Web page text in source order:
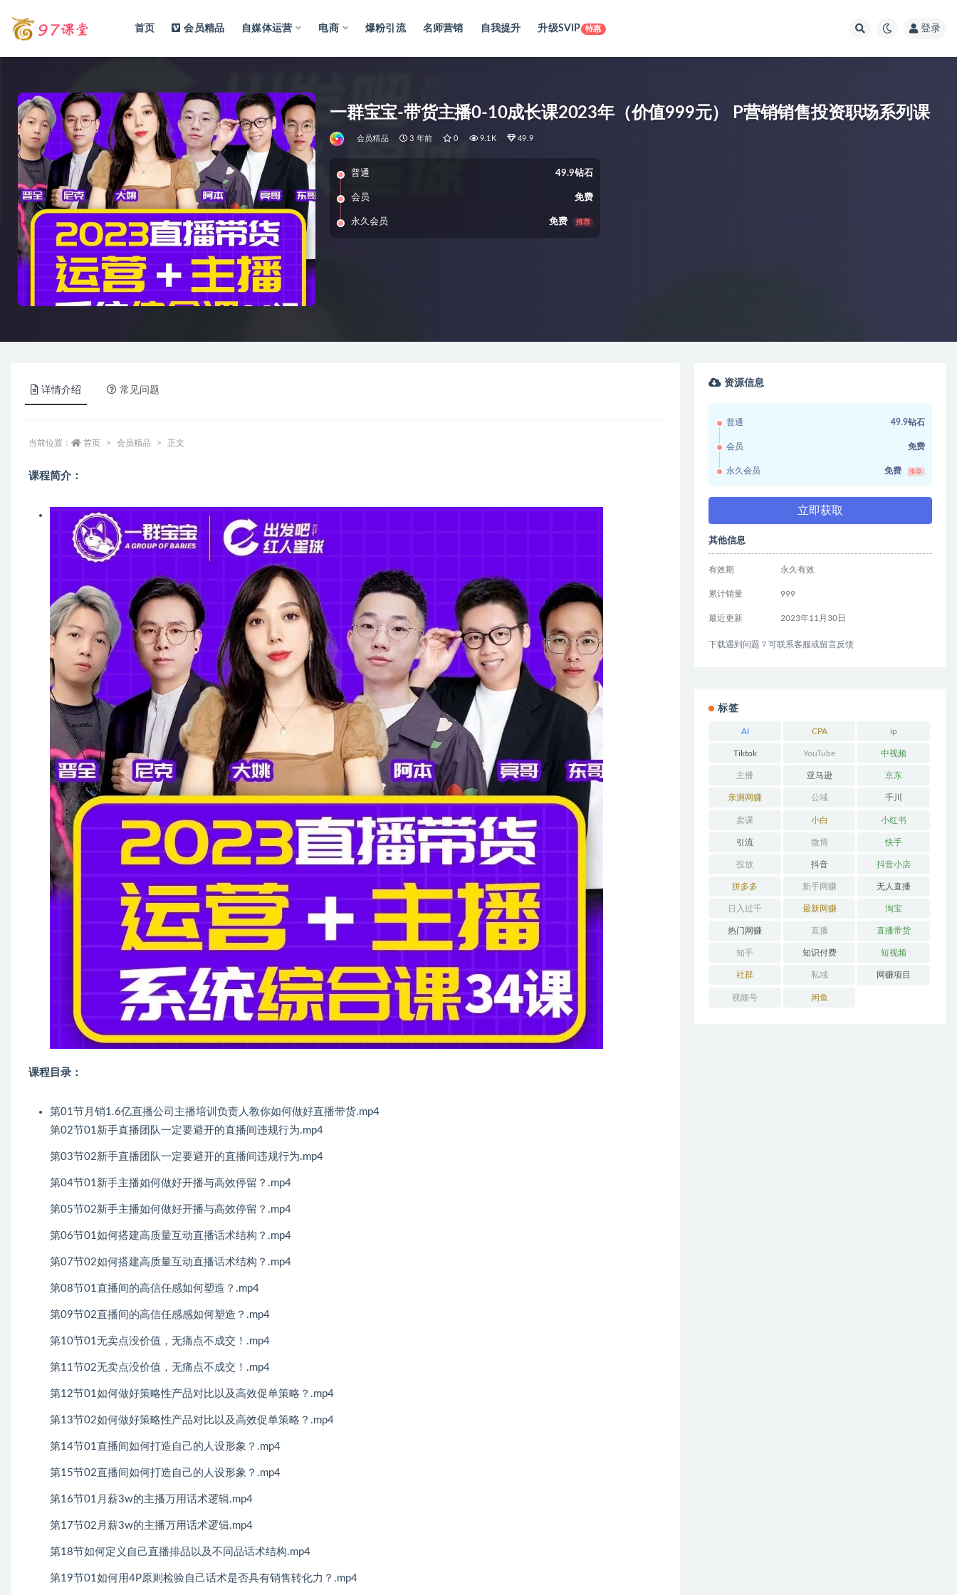
首页 会员精品 自媒体运营 电商 爆粉引流 名师营销 自我提升 升级SVIP 特惠 登录
一群宝宝-带货主播0-10成长课2023年（价值999元） P营销销售投资职场系列课
会员精品 3 年前 0 9.1K 49.9
普通 49.9钻石
会员 免费
永久会员 免费 推荐
详情介绍 常见问题
当前位置： 首页 会员精品 正文
课程简介：
课程目录：
第01节月销1.6亿直播公司主播培训负责人教你如何做好直播带货.mp4
第02节01新手直播团队一定要避开的直播间违规行为.mp4
第03节02新手直播团队一定要避开的直播间违规行为.mp4
第04节01新手主播如何做好开播与高效停留？.mp4
第05节02新手主播如何做好开播与高效停留？.mp4
第06节01如何搭建高质量互动直播话术结构？.mp4
第07节02如何搭建高质量互动直播话术结构？.mp4
第08节01直播间的高信任感如何塑造？.mp4
第09节02直播间的高信任感感如何塑造？.mp4
第10节01无卖点没价值，无痛点不成交！.mp4
第11节02无卖点没价值，无痛点不成交！.mp4
第12节01如何做好策略性产品对比以及高效促单策略？.mp4
第13节02如何做好策略性产品对比以及高效促单策略？.mp4
第14节01直播间如何打造自己的人设形象？.mp4
第15节02直播间如何打造自己的人设形象？.mp4
第16节01月薪3w的主播万用话术逻辑.mp4
第17节02月薪3w的主播万用话术逻辑.mp4
第18节如何定义自己直播排品以及不同品话术结构.mp4
第19节01如何用4P原则检验自己话术是否具有销售转化力？.mp4
资源信息
普通 49.9钻石
会员 免费
永久会员 免费 推荐
立即获取
其他信息
有效期 永久有效
累计销量 999
最近更新 2023年11月30日
下载遇到问题？可联系客服或留言反馈
标签
AI CPA ip
Tiktok YouTube 中视频
主播 亚马逊 京东
亲测网赚 公域 千川
卖课 小白 小红书
引流 微博 快手
投放 抖音 抖音小店
拼多多 新手网赚 无人直播
日入过千 最新网赚 淘宝
热门网赚 直播 直播带货
知乎 知识付费 短视频
社群 私域 网赚项目
视频号 闲鱼